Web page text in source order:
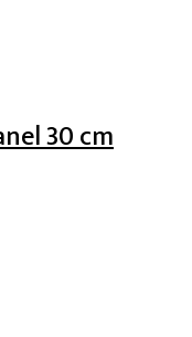
30 cm